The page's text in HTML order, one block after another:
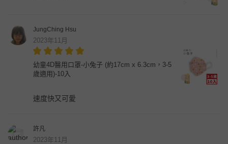
JungChing Hsu
2023年11月
幼童4D醫用口罩-小兔子 (約17cm x 6.3cm，3-5
歲適用)-10入
速度快又可愛
許凡
2023年11月